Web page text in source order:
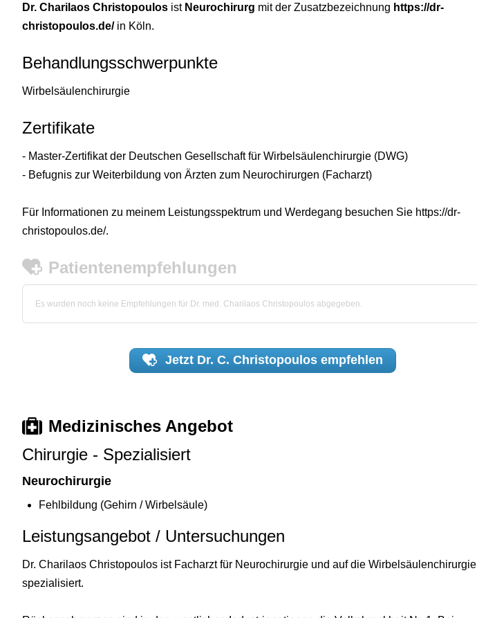
Dr. Charilaos Christopoulos ist Neurochirurg mit der Zusatzbezeichnung https://dr-
christopoulos.de/in Köln.
Behandlungsschwerpunkte
Wirbelsäulenchirurgie
Zertifikate
- Master-Zertifikat der Deutschen Gesellschaft für Wirbelsäulenchirurgie (DWG)
- Befugnis zur Weiterbildung von Ärzten zum Neurochirurgen (Facharzt)
Für Informationen zu meinem Leistungsspektrum und Werdegang besuchen Sie https://dr-
christopoulos.de/.
Patientenempfehlungen
Es wurden noch keine Empfehlungen für Dr. med. Charilaos Christopoulos abgegeben.
Jetzt Dr. C. Christopoulos empfehlen
Medizinisches Angebot
Chirurgie - Spezialisiert
Neurochirurgie
Fehlbildung (Gehirn / Wirbelsäule)
Leistungsangebot / Untersuchungen
Dr. Charilaos Christopoulos ist Facharzt für Neurochirurgie und auf die Wirbelsäulenchirurgie
spezialisiert.